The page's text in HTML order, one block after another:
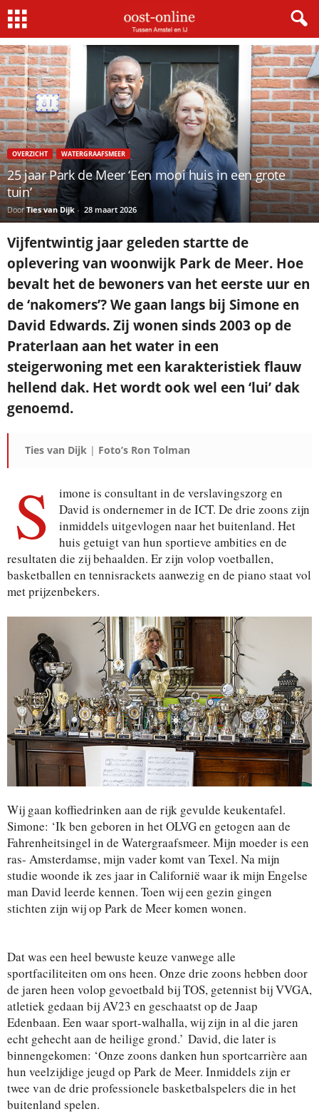
Home 25 jaar Park de Meer ‘Een mooi huis in een grote tuin’
OVERZICHT WATERGRAAFSMEER
25 jaar Park de Meer ‘Een mooi huis in een grote
tuin’
Door Ties van Dijk - 28 maart 2026
Vijfentwintig jaar geleden startte de
oplevering van woonwijk Park de Meer. Hoe
bevalt het de bewoners van het eerste uur en
de ‘nakomers’? We gaan langs bij Simone en
David Edwards. Zij wonen sinds 2003 op de
Praterlaan aan het water in een
steigerwoning met een karakteristiek flauw
hellend dak. Het wordt ook wel een ‘lui’ dak
genoemd.
Ties van Dijk | Foto’s Ron Tolman
S
imone is consultant in de verslavingszorg en
David is ondernemer in de ICT. De drie zoons zijn
inmiddels uitgevlogen naar het buitenland. Het
huis getuigt van hun sportieve ambities en de
resultaten die zij behaalden. Er zijn volop voetballen,
basketballen en tennisrackets aanwezig en de piano staat vol
met prijzenbekers.
Wij gaan koffiedrinken aan de rijk gevulde keukentafel.
Simone: ‘Ik ben geboren in het OLVG en getogen aan de
Fahrenheitsingel in de Watergraafsmeer. Mijn moeder is een
ras- Amsterdamse, mijn vader komt van Texel. Na mijn
studie woonde ik zes jaar in Californië waar ik mijn Engelse
man David leerde kennen. Toen wij een gezin gingen
stichten zijn wij op Park de Meer komen wonen.
Dat was een heel bewuste keuze vanwege alle
sportfaciliteiten om ons heen. Onze drie zoons hebben door
de jaren heen volop gevoetbald bij TOS, getennist bij VVGA,
atletiek gedaan bij AV23 en geschaatst op de Jaap
Edenbaan. Een waar sport-walhalla, wij zijn in al die jaren
echt gehecht aan de heilige grond.’ David, die later is
binnengekomen: ‘Onze zoons danken hun sportcarrière aan
hun veelzijdige jeugd op Park de Meer. Inmiddels zijn er
twee van de drie professionele basketbalspelers die in het
buitenland spelen.